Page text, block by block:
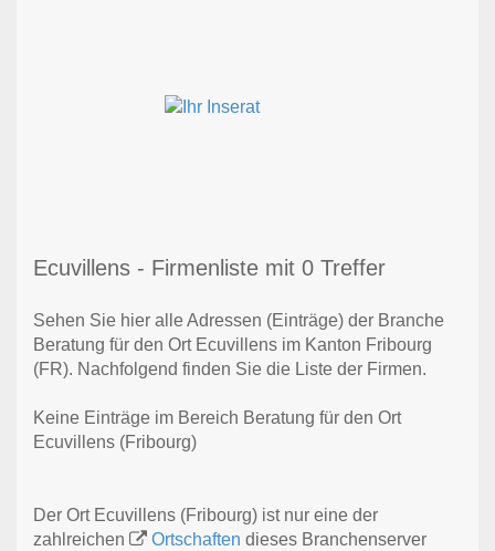
Ecuvillens - Firmenliste mit 0 Treffer
Sehen Sie hier alle Adressen (Einträge) der Branche
Beratung für den Ort Ecuvillens im Kanton Fribourg
(FR). Nachfolgend finden Sie die Liste der Firmen.
Keine Einträge im Bereich Beratung für den Ort
Ecuvillens (Fribourg)
Der Ort Ecuvillens (Fribourg) ist nur eine der
zahlreichen
Ortschaften dieses Branchenserver